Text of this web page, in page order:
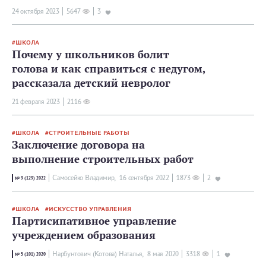
24 октября 2023 5647 3
ШКОЛА
Почему у школьников болит
голова и как справиться с недугом,
рассказала детский невролог
21 февраля 2023 2116
ШКОЛА СТРОИТЕЛЬНЫЕ РАБОТЫ
Заключение договора на
выполнение строительных работ
№ 9 (129) 2022 Самосейко Владимир, 16 сентября 2022 1873 2
ШКОЛА ИСКУССТВО УПРАВЛЕНИЯ
Партисипативное управление
учреждением образования
№ 5 (101) 2020 Нарбунтович (Котова) Наталья, 8 мая 2020 3318 1